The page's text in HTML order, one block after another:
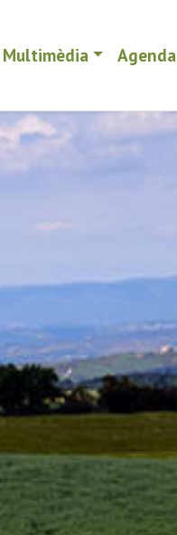
Multimèdia Agenda